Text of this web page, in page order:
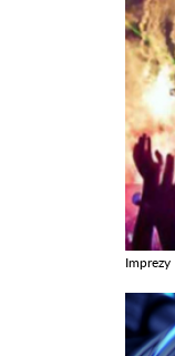
Imprezy